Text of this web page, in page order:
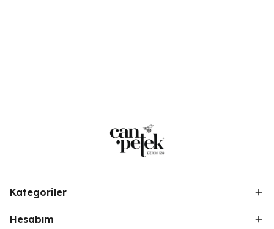
Kategoriler
Hesabım